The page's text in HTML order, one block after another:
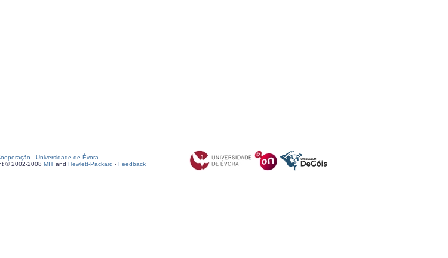
- Universidade de Évora
© 2002-2008 MIT and Hewlett-Packard - Feedback